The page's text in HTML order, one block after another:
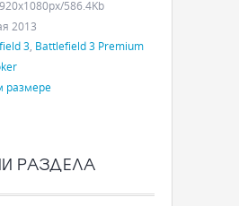
586.4Kb
2013
3, Battlefield 3 Premium
размере
РАЗДЕЛА